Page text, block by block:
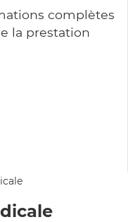
complètes
la prestation